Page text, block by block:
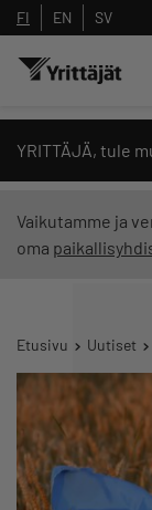
FI EN SV
YRITTÄJÄ, tule
Vaikutamme ja
oma
Etusivu Uutiset
Hae
Yrittäjien
Suodata